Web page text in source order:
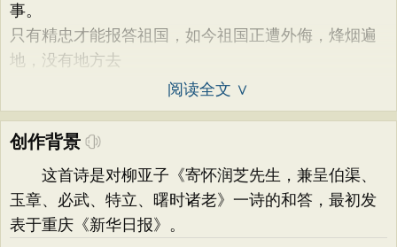
事。
只有精忠才能报答祖国，如今祖国正遭外侮，烽烟遍
地，没有地方去
阅读全文 ∨
创作背景
这首诗是对柳亚子《寄怀润芝先生，兼呈伯渠、
玉章、必武、特立、曙时诸老》一诗的和答，最初发
表于重庆《新华日报》。